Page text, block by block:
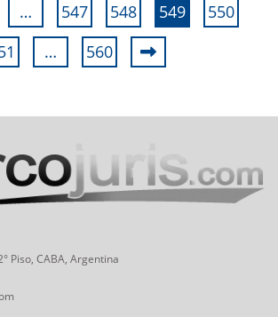
… 547 548 549
550
… 560
Piso, CABA, Argentina